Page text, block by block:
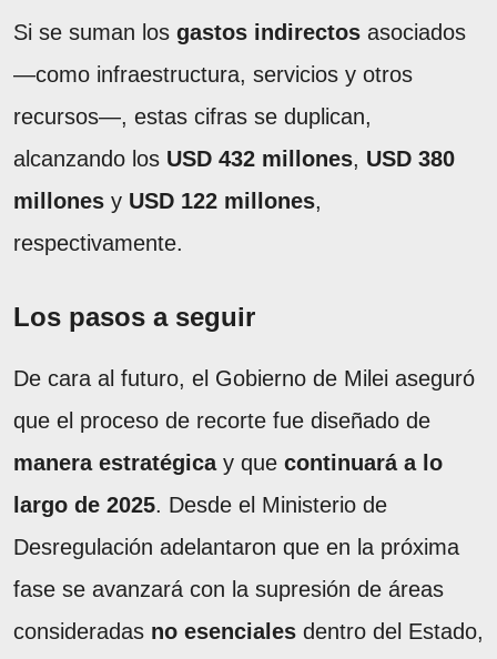
Si se suman los gastos indirectos asociados
—como infraestructura, servicios y otros
recursos—, estas cifras se duplican,
alcanzando los USD 432 millones, USD 380
millones y USD 122 millones,
respectivamente.
Los pasos a seguir
De cara al futuro, el Gobierno de Milei aseguró
que el proceso de recorte fue diseñado de
manera estratégicay que continuará a lo
largo de 2025. Desde el Ministerio de
Desregulación adelantaron que en la próxima
fase se avanzará con la supresión de áreas
consideradas no esenciales dentro del Estado,